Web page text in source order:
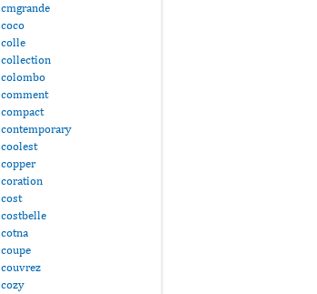
cmgrande
coco
colle
collection
colombo
comment
compact
contemporary
coolest
copper
coration
cost
costbelle
cotna
coupe
couvrez
cozy